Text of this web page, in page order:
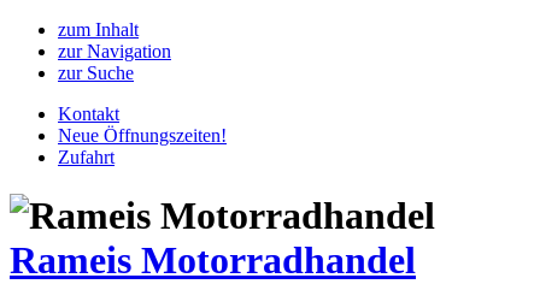
zum Inhalt
zur Navigation
zur Suche
Kontakt
Neue Öffnungszeiten!
Zufahrt
Rameis Motorradhandel